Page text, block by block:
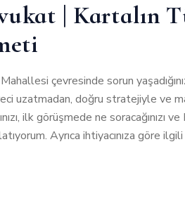
| Kartalın
çevresinde sorun
uzatmadan, doğru stratejiyle ve
ilk görüşmede ne soracağınızı
Ayrıca ihtiyacınıza göre